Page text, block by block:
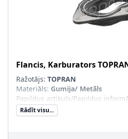
Flancis, Karburators
Ražotājs: TOPRAN
Materiāls: Gumija/ Metāls
Papildus artikuls/Papildus
Rādīt visu...